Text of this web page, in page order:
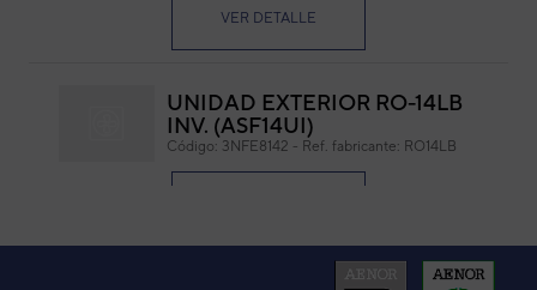
Medidas 530 x 485 mm (L x W)
VER DETALLE
UNIDAD EXTERIOR RO-14LB
INV. (ASF14UI)
Código: 3NFE8142 - Ref. fabricante: RO14LB
UNID. EXTERIOR AOYA18L